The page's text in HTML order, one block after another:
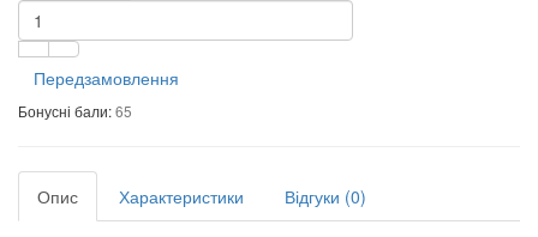
Передзамовлення
Бонусні бали:65
Опис Характеристики Відгуки (0)